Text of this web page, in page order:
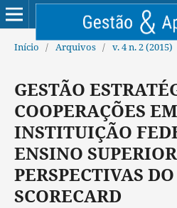
Início / Arquivos / v. 4 n. 2 (2015)
GESTÃO
COOPERAÇÕES
INSTITUIÇÃO
ENSINO
PERSPECTIVAS
SCORECARD